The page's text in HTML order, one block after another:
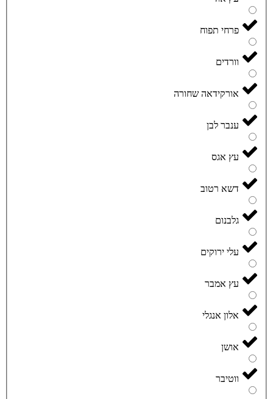
פרחי תפוח
וורדים
אורקידאה שחורה
ענבר לבן
עץ אגס
דשא רטוב
גלבנום
עלי ירוקים
עץ אמבר
אלון אנגלי
אושן
ווטיבר